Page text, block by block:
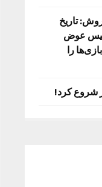
تاریخ
عوض
را
شروع کرد!